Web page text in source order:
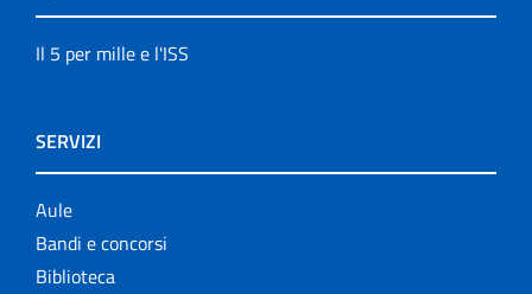
Il 5 per mille e l'ISS
SERVIZI
Aule
Bandi e concorsi
Biblioteca